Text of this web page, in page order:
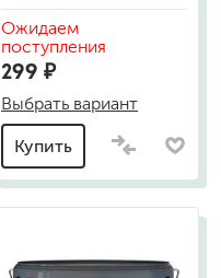
Ожидаем
поступления
299 ₽
Выбрать вариант
Купить